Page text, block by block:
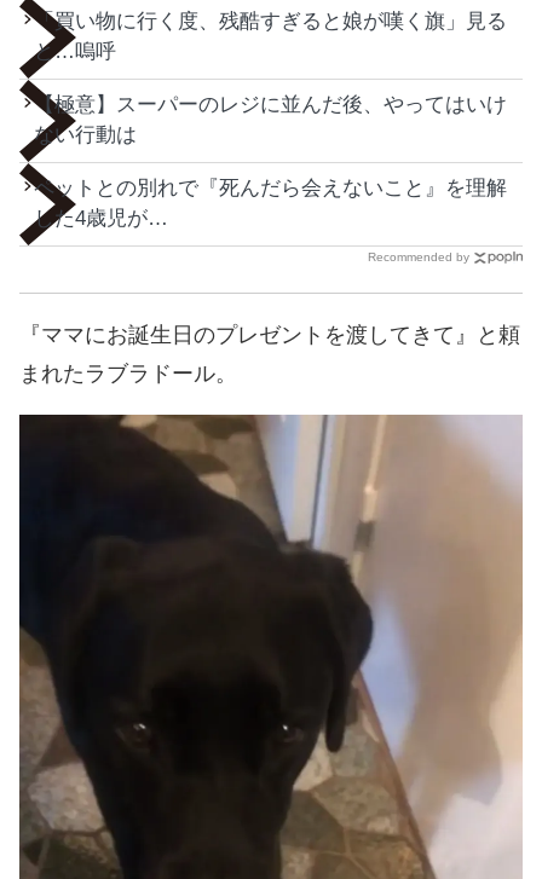
「買い物に行く度、残酷すぎると娘が嘆く旗」見る
と…嗚呼
【極意】スーパーのレジに並んだ後、やってはいけ
ない行動は
ペットとの別れで『死んだら会えないこと』を理解
した4歳児が…
Recommended by
『ママにお誕生日のプレゼントを渡してきて』と頼
まれたラブラドール。